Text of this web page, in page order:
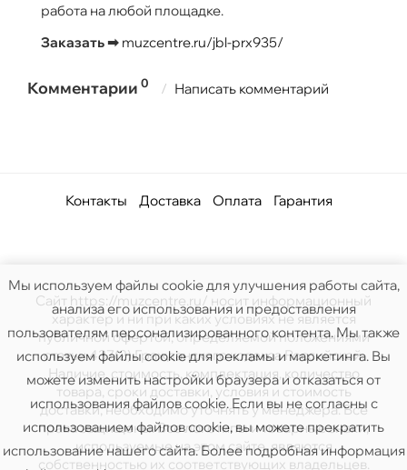
работа на любой площадке.
Заказать ➡ muzcentre.ru/jbl-prx935/
Комментарии 0 Написать комментарий
Контакты Доставка Оплата Гарантия
Сайт https://muzcentre.ru/ носит информационный
характер и ни при каких условиях не является
публичной офертой, определяемой положениями
статьи 437(2) Гражданского кодекса Российской.
Наличие, стоимость, комплектация, количество
товара, сроки доставки, условия и стоимость
доставки, необходимо уточнять у менеджера. Все
права защищены. Все логотипы и товарные знаки,
используемые на этом сайте, являются
собственностью их соответствующих владельцев.
Мы используем файлы cookie для улучшения работы сайта,
анализа его использования и предоставления
пользователям персонализированного контента. Мы также
используем файлы cookie для рекламы и маркетинга. Вы
можете изменить настройки браузера и отказаться от
использования файлов cookie. Если вы не согласны с
использованием файлов cookie, вы можете прекратить
использование нашего сайта. Более подробная информация